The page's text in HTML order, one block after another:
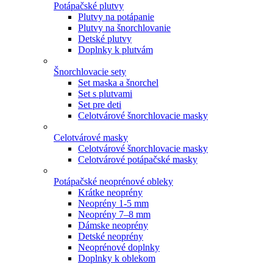
Potápačské plutvy
Plutvy na potápanie
Plutvy na šnorchlovanie
Detské plutvy
Doplnky k plutvám
Šnorchlovacie sety
Set maska a šnorchel
Set s plutvami
Set pre deti
Celotvárové šnorchlovacie masky
Celotvárové masky
Celotvárové šnorchlovacie masky
Celotvárové potápačské masky
Potápačské neoprénové obleky
Krátke neoprény
Neoprény 1-5 mm
Neoprény 7–8 mm
Dámske neoprény
Detské neoprény
Neoprénové doplnky
Doplnky k oblekom